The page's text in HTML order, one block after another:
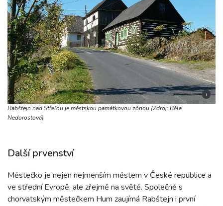
i
Rabštejn nad Střelou je městskou památkovou zónou (Zdroj: Běla
Nedorostová)
Další prvenství
Městečko je nejen nejmenším městem v České republice a
ve střední Evropě, ale zřejmě na světě. Společně s
chorvatským městečkem Hum zaujímá Rabštejn i první